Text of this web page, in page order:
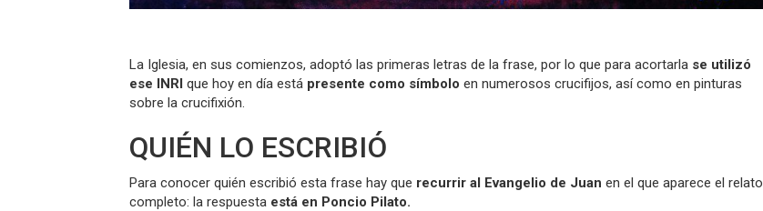
La Iglesia, en sus comienzos, adoptó las primeras letras de la frase, por lo que para acortarla se utilizó
ese INRI que hoy en día está presente como símbolo en numerosos crucifijos, así como en pinturas
sobre la crucifixión.
QUIÉN LO ESCRIBIÓ
Para conocer quién escribió esta frase hay que recurrir al Evangelio de Juan en el que aparece el relato
completo: la respuesta está en Poncio Pilato.